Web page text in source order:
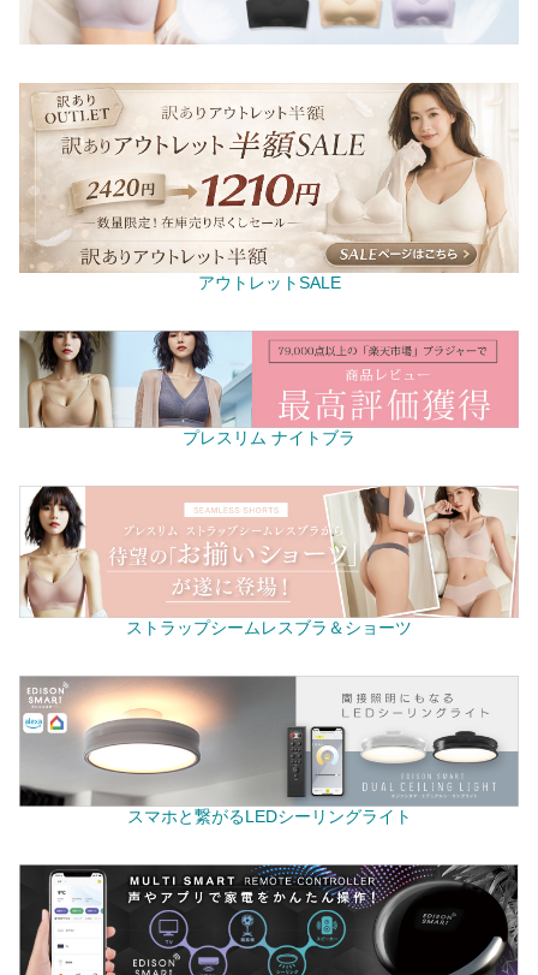
アウトレットSALE
プレスリム ナイトブラ
ストラップシームレスブラ＆ショーツ
スマホと繋がるLEDシーリングライト